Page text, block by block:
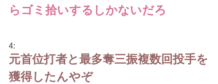
らゴミ拾いするしかないだろ
4:
元首位打者と最多奪三振複数回投手を
獲得したんやぞ